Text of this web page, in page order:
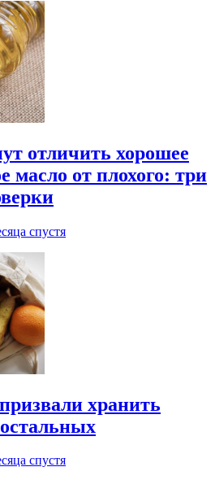
отличить хорошее
масло от плохого: три
спустя
хранить
спустя